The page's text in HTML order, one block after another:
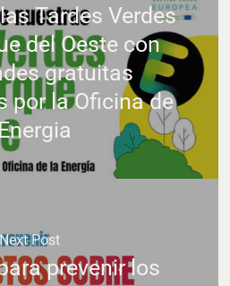
Tardes Verdes
del Oeste con
gratuitas
por la Oficina de
Post
prevenir los